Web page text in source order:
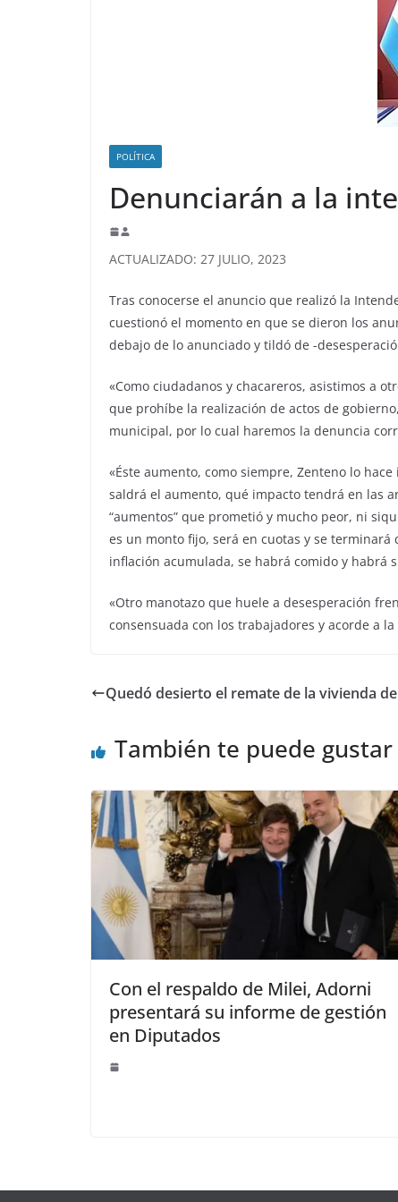
POLÍTICA
Denunciarán a la
ACTUALIZADO: 27 JULIO, 2023
Tras conocerse el anuncio que realizó la
cuestionó el momento en que se dieron los
debajo de lo anunciado y tildó de -
«Como ciudadanos y chacareros, asistimos a
que prohíbe la realización de actos de
municipal, por lo cual haremos la denuncia
«Éste aumento, como siempre, Zenteno lo
saldrá el aumento, qué impacto tendrá en las
“aumentos” que prometió y mucho peor, ni
es un monto fijo, será en cuotas y se
inflación acumulada, se habrá comido y habrá
«Otro manotazo que huele a desesperación
consensuada con los trabajadores y acorde a la
Quedó desierto el remate de la vivienda
También te puede gustar
Con el respaldo de Milei, Adorni
presentará su informe de gestión
en Diputados